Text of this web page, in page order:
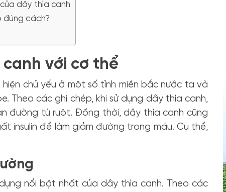
dây thìa canh
đúng cách?
với cơ thể
chủ yếu ở một số tỉnh miền bắc nước ta và
Theo các ghi chép, khi sử dụng dây thìa canh,
đường từ ruột. Đồng thời, dây thìa canh cũng
insulin để làm giảm đường trong máu. Cụ thể,
nổi bật nhất của dây thìa canh. Theo các